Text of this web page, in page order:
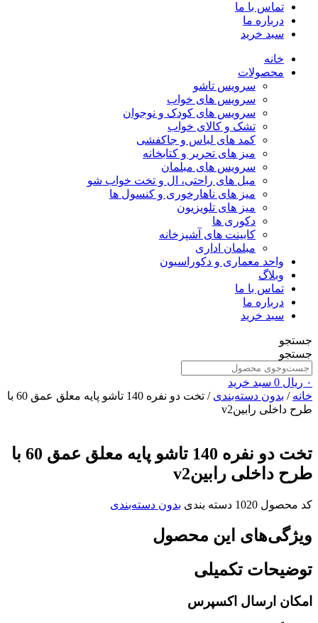
تماس با ما
درباره ما
سبد خرید
خانه
محصولات
سرویس تاشو
سرویس های خواب
سرویس های کودک و نوجوان
تشک و کالای خواب
کمد های لباس و جاکفشی
میز های تحریر و کتابخانه
سرویس های مبلمان
مبل های راحتی، ال و تخت خواب شو
میز های ناهارخوری و کنسول ها
میز های تلویزیون
دکوری ها
کابینت های آشپزخانه
مبلمان اداری
واحد معماری و دکوراسیون
وبلاگ
تماس با ما
درباره ما
سبد خرید
جستجو
جستجو
۰ ریال 0 سبد خرید
خانه / بدون دسته‌بندی
/ تخت دو نفره 140 تاشو پایه معلق عمق 60 با
طرح داخلی رابینv2
تخت دو نفره 140 تاشو پایه معلق عمق 60 با
طرح داخلی رابینv2
کد محصول 1020 دسته بندی بدون دسته‌بندی
ویژگی‌های این محصول
توضیحات تکمیلی
امکان ارسال اکسپرس